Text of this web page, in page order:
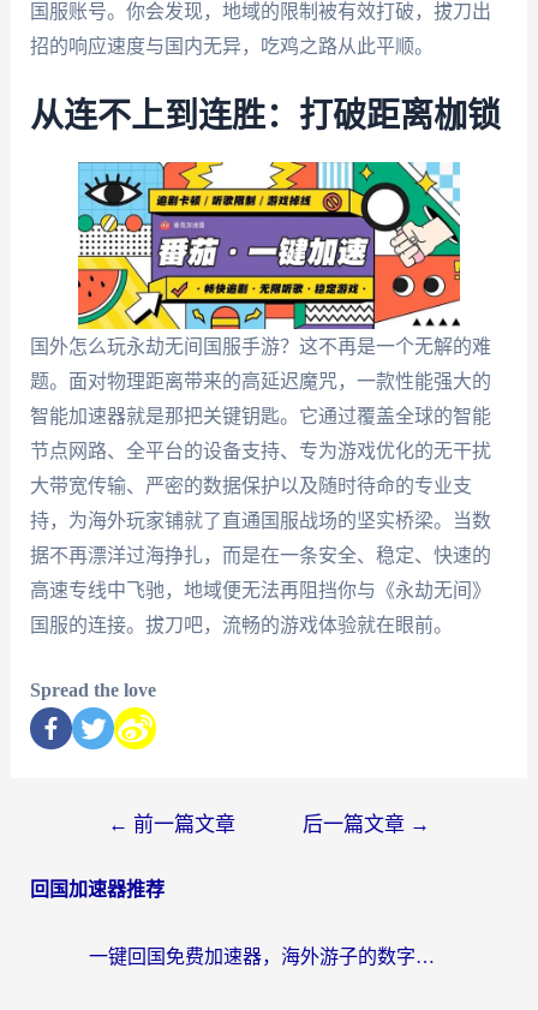
国服账号。你会发现，地域的限制被有效打破，拔刀出
招的响应速度与国内无异，吃鸡之路从此平顺。
从连不上到连胜：打破距离枷锁
国外怎么玩永劫无间国服手游？这不再是一个无解的难
题。面对物理距离带来的高延迟魔咒，一款性能强大的
智能加速器就是那把关键钥匙。它通过覆盖全球的智能
节点网路、全平台的设备支持、专为游戏优化的无干扰
大带宽传输、严密的数据保护以及随时待命的专业支
持，为海外玩家铺就了直通国服战场的坚实桥梁。当数
据不再漂洋过海挣扎，而是在一条安全、稳定、快速的
高速专线中飞驰，地域便无法再阻挡你与《永劫无间》
国服的连接。拔刀吧，流畅的游戏体验就在眼前。
Spread the love
← 前一篇文章 后一篇文章 →
回国加速器推荐
一键回国免费加速器，海外游子的数字归乡路